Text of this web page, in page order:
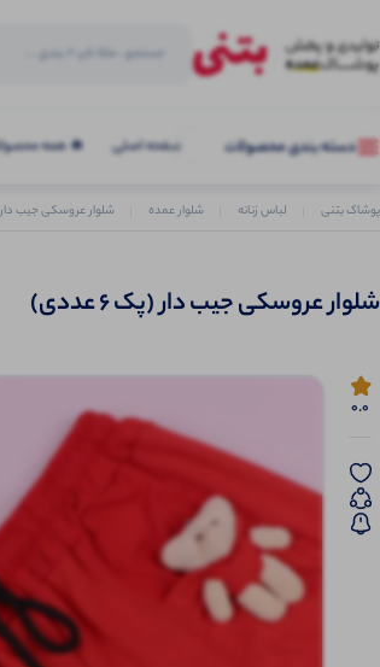
دسته بندی محصولات صفحه اصلی 🔥 همه
پوشاک بتنی لباس زنانه شلوار عمده شلوار عروسکی جیب دار (پک
شلوار عروسکی جیب دار (پک 6 عددی)
0.0